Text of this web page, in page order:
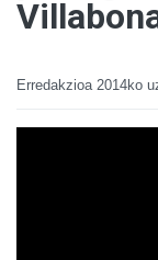
Erredakzioa 2014ko